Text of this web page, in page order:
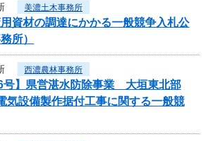
美濃土木事務所
資材の調達にかかる一般競争入札公
所）
西濃農林事務所
号】県営湛水防除事業 大垣東北部
気設備製作据付工事に関する一般競